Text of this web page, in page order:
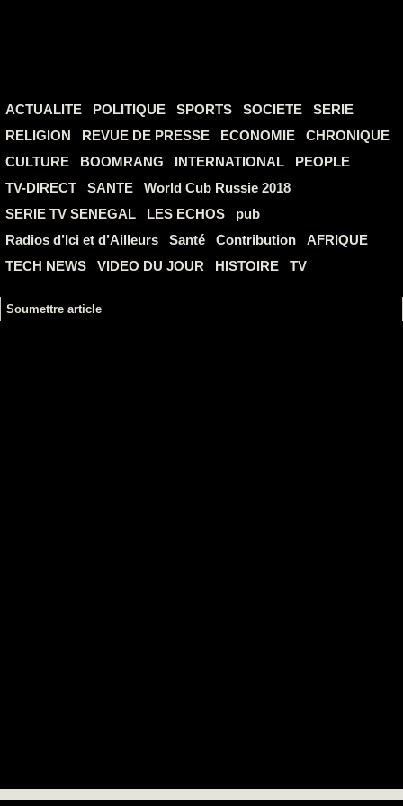
ACTUALITE POLITIQUE SPORTS SOCIETE
SERIE
RELIGION
REVUE DE PRESSE ECONOMIE
CHRONIQUE
CULTURE
BOOMRANG INTERNATIONAL
PEOPLE
TV-DIRECT
SANTE
World Cub Russie 2018
SERIE TV SENEGAL
LES ECHOS
pub
Radios d’Ici et d’Ailleurs
Santé Contribution
AFRIQUE
TECH NEWS
VIDEO DU JOUR HISTOIRE TV
Soumettre article